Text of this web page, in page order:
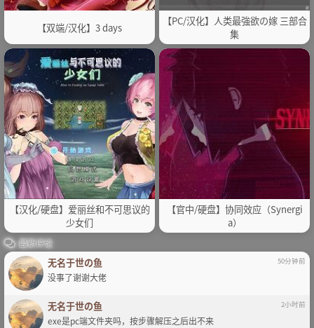
【双端/汉化】3 days
【PC/汉化】人类最強欲の嫁 三部合
集
【汉化/硬盘】爱丽丝和不可思议的
少女们
【官中/硬盘】协同效应（Synergi
a）
最新评论
无名于世の鱼 50分钟前
没事了谢谢大佬
无名于世の鱼 2小时前
exe是pc端文件夹吗，按步骤解压之后出不来